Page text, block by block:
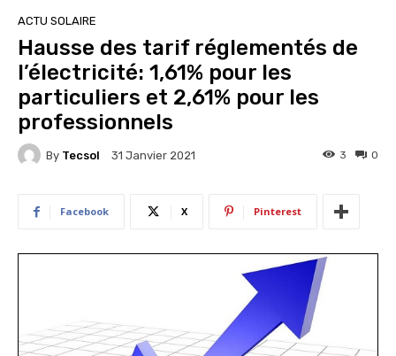
ACTU SOLAIRE
Hausse des tarif réglementés de
l’électricité: 1,61% pour les
particuliers et 2,61% pour les
professionnels
By Tecsol 31 Janvier 2021 0
3
Facebook X Pinterest